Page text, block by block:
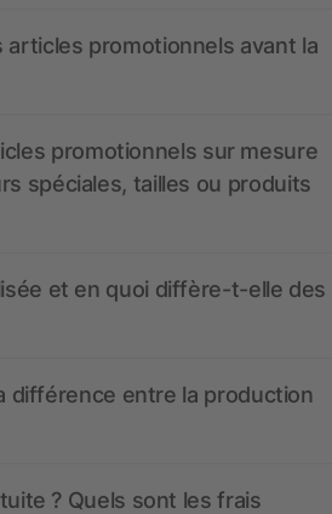
promotionnels avant la
promotionnels sur mesure
spéciales, tailles ou produits
et en quoi diffère-t-elle des
différence entre la production
? Quels sont les frais